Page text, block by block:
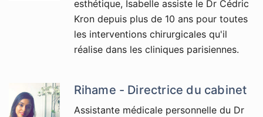
esthétique, Isabelle assiste le Dr Cédric
Kron depuis plus de 10 ans pour toutes
les interventions chirurgicales qu'il
réalise dans les cliniques parisiennes.
Rihame - Directrice du cabinet
Assistante médicale personnelle du Dr